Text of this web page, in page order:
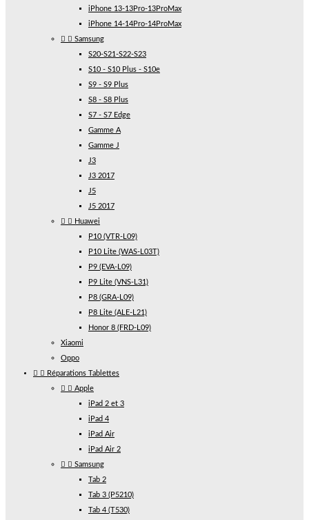
iPhone 13-13Pro-13ProMax
iPhone 14-14Pro-14ProMax
  Samsung
S20-S21-S22-S23
S10 - S10 Plus - S10e
S9 - S9 Plus
S8 - S8 Plus
S7 - S7 Edge
Gamme A
Gamme J
J3
J3 2017
J5
J5 2017
  Huawei
P10 (VTR-L09)
P10 Lite (WAS-L03T)
P9 (EVA-L09)
P9 Lite (VNS-L31)
P8 (GRA-L09)
P8 Lite (ALE-L21)
Honor 8 (FRD-L09)
Xiaomi
Oppo
  Réparations Tablettes
  Apple
iPad 2 et 3
iPad 4
iPad Air
iPad Air 2
  Samsung
Tab 2
Tab 3 (P5210)
Tab 4 (T530)